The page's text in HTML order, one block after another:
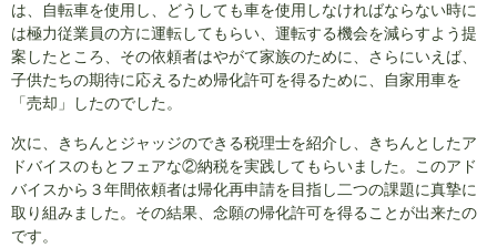
は、自転車を使用し、どうしても車を使用しなければならない時に
は極力従業員の方に運転してもらい、運転する機会を減らすよう提
案したところ、その依頼者はやがて家族のために、さらにいえば、
子供たちの期待に応えるため帰化許可を得るために、自家用車を
「売却」したのでした。
次に、きちんとジャッジのできる税理士を紹介し、きちんとしたア
ドバイスのもとフェアな②納税を実践してもらいました。このアド
バイスから３年間依頼者は帰化再申請を目指し二つの課題に真摯に
取り組みました。その結果、念願の帰化許可を得ることが出来たの
です。